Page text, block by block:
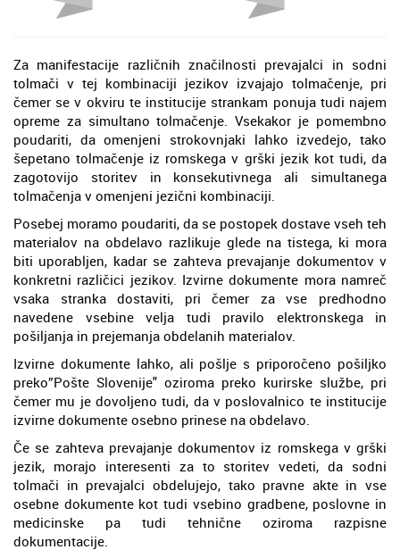
Za manifestacije različnih značilnosti prevajalci in sodni
tolmači v tej kombinaciji jezikov izvajajo tolmačenje, pri
čemer se v okviru te institucije strankam ponuja tudi najem
opreme za simultano tolmačenje. Vsekakor je pomembno
poudariti, da omenjeni strokovnjaki lahko izvedejo, tako
šepetano tolmačenje iz romskega v grški jezik kot tudi, da
zagotovijo storitev in konsekutivnega ali simultanega
tolmačenja v omenjeni jezični kombinaciji.
Posebej moramo poudariti, da se postopek dostave vseh teh
materialov na obdelavo razlikuje glede na tistega, ki mora
biti uporabljen, kadar se zahteva prevajanje dokumentov v
konkretni različici jezikov. Izvirne dokumente mora namreč
vsaka stranka dostaviti, pri čemer za vse predhodno
navedene vsebine velja tudi pravilo elektronskega in
pošiljanja in prejemanja obdelanih materialov.
Izvirne dokumente lahko, ali pošlje s priporočeno pošiljko
preko”Pošte Slovenije" oziroma preko kurirske službe, pri
čemer mu je dovoljeno tudi, da v poslovalnico te institucije
izvirne dokumente osebno prinese na obdelavo.
Če se zahteva prevajanje dokumentov iz romskega v grški
jezik, morajo interesenti za to storitev vedeti, da sodni
tolmači in prevajalci obdelujejo, tako pravne akte in vse
osebne dokumente kot tudi vsebino gradbene, poslovne in
medicinske pa tudi tehnične oziroma razpisne
dokumentacije.